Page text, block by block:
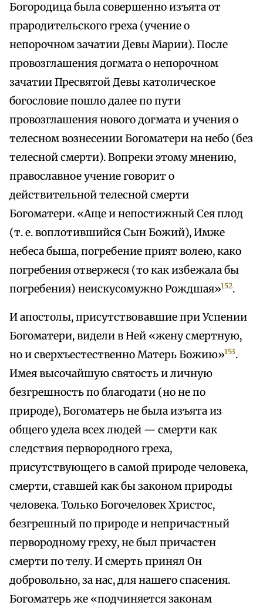
Богородица была совершенно изъята от
прародительского греха (учение о
непорочном зачатии Девы Марии). После
провозглашения догмата о непорочном
зачатии Пресвятой Девы католическое
богословие пошло далее по пути
провозглашения нового догмата и учения о
телесном вознесении Богоматери на небо (без
телесной смерти). Вопреки этому мнению,
православное учение говорит о
действительной телесной смерти
Богоматери. «Аще и непостижный Сея плод
(т. е. воплотившийся Сын Божий), Имже
небеса быша, погребение прият волею, како
погребения отвержеся (то как избежала бы
погребения) неискусомужно Рождшая»152.
И апостолы, присутствовавшие при Успении
Богоматери, видели в Ней «жену смертную,
но и сверхъестественно Матерь Божию»153.
Имея высочайшую святость и личную
безгрешность по благодати (но не по
природе), Богоматерь не была изъята из
общего удела всех людей — смерти как
следствия первородного греха,
присутствующего в самой природе человека,
смерти, ставшей как бы законом природы
человека. Только Богочеловек Христос,
безгрешный по природе и непричастный
первородному греху, не был причастен
смерти по телу. И смерть принял Он
добровольно, за нас, для нашего спасения.
Богоматерь же «подчиняется законам